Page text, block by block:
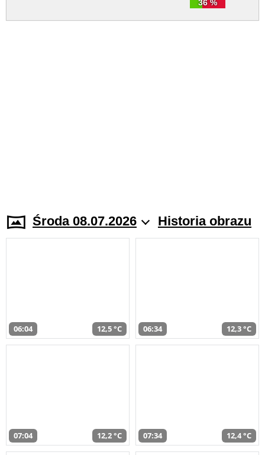
36 %
Środa 08.07.2026 Historia obrazu
06:04 12,5 °C 06:34 12,3 °C
07:04 12,2 °C 07:34 12,4 °C